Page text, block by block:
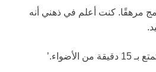
مرهقًا. كنت أعلم في ذهني أنه